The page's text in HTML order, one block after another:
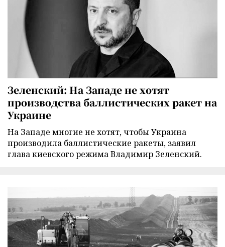
Зеленский: На Западе не хотят
производства баллистических ракет на
Украине
На Западе многие не хотят, чтобы Украина
производила баллистические ракеты, заявил
глава киевского режима Владимир Зеленский.